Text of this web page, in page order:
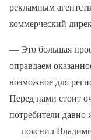
рекламным
коммерческий
— Это большая
оправдаем
возможное для
Перед нами стоит
потребители
— пояснил